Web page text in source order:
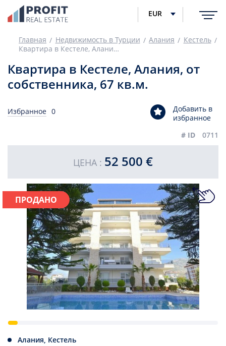
EUR
Главная Недвижимость в Турции Алания
Кестель
Квартира в Кестеле, Алания, от собственника, 67 кв.м.
Квартира в Кестеле, Алания, от
собственника, 67 кв.м.
Избранное 0
Добавить в
избранное
# ID
0711
ЦЕНА : 52 500 €
ПРОДАНО
Алания, Кестель